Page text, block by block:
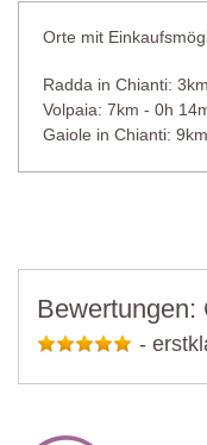
Orte mit
Radda in Chianti:
Volpaia: 7km - 0h
Gaiole in Chianti:
Bewertungen:
-